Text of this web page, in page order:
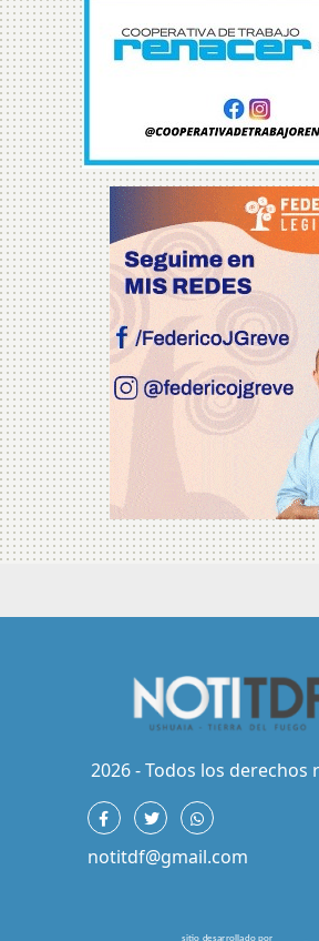
2026 - Todos los derechos
notitdf@gmail.com